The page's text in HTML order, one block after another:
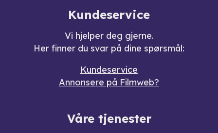
Kundeservice
Vi hjelper deg gjerne.
Her finner du svar på dine spørsmål:
Kundeservice
Annonsere på Filmweb?
Våre tjenester